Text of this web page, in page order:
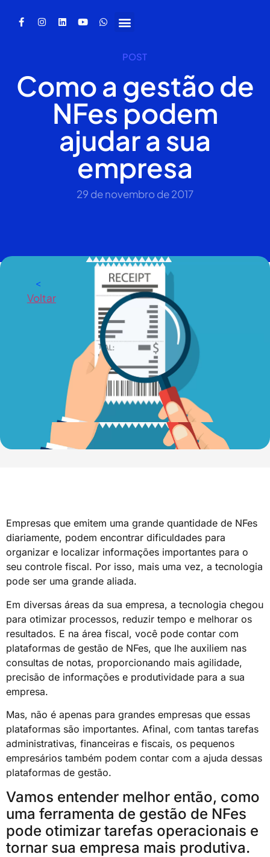
<
Voltar
POST
Como a gestão de
NFes podem
ajudar a sua
empresa
29 de novembro de 2017
Empresas que emitem uma grande quantidade de NFes
diariamente, podem encontrar dificuldades para
organizar e localizar informações importantes para o
seu controle fiscal. Por isso, mais uma vez, a tecnologia
pode ser uma grande aliada.
Em diversas áreas da sua empresa, a tecnologia chegou
para otimizar processos, reduzir tempo e melhorar os
resultados. E na área fiscal, você pode contar com
plataformas de gestão de NFes, que lhe auxiliem nas
consultas de notas, proporcionando mais agilidade,
precisão de informações e produtividade para a sua
empresa.
Mas, não é apenas para grandes empresas que essas
plataformas são importantes. Afinal, com tantas tarefas
administrativas, financeiras e fiscais, os pequenos
empresários também podem contar com a ajuda dessas
plataformas de gestão.
Vamos entender melhor então, como
uma ferramenta de gestão de NFes
pode otimizar tarefas operacionais e
tornar sua empresa mais produtiva.